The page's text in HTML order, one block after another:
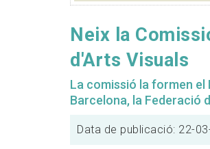
Neix la
d'Arts Visuals
La comissió la formen el
Barcelona, la Federació
Data de publicació: 22-